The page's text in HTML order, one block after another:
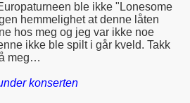
ble ikke "Lonesome
hemmelighet at denne låten
hos meg og jeg var ikke noe
ikke ble spilt i går kveld. Takk
meg…
konserten